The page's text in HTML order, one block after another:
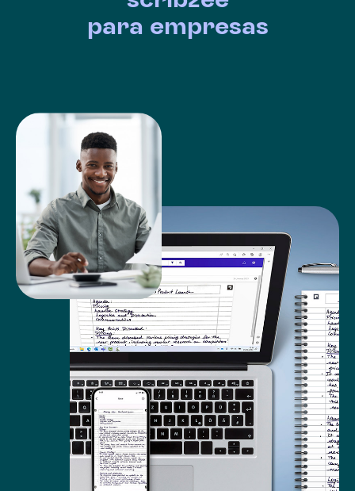
para empresas